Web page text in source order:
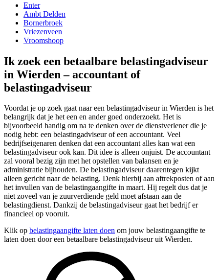
Enter
Ambt Delden
Bornerbroek
Vriezenveen
Vroomshoop
Ik zoek een betaalbare belastingadviseur
in Wierden – accountant of
belastingadviseur
Voordat je op zoek gaat naar een belastingadviseur in Wierden is het
belangrijk dat je het een en ander goed onderzoekt. Het is
bijvoorbeeld handig om na te denken over de dienstverlener die je
nodig hebt: een belastingadviseur of een accountant. Veel
bedrijfseigenaren denken dat een accountant alles kan wat een
belastingadviseur ook kan. Dit idee is alleen onjuist. De accountant
zal vooral bezig zijn met het opstellen van balansen en je
administratie bijhouden. De belastingadviseur daarentegen kijkt
alleen gericht naar de belasting. Denk hierbij aan aftrekposten of aan
het invullen van de belastingaangifte in maart. Hij regelt dus dat je
niet zoveel van je zuurverdiende geld moet afstaan aan de
belastingdienst. Dankzij de belastingadviseur gaat het bedrijf er
financieel op vooruit.
Klik op belastingaangifte laten doen om jouw belastingaangifte te
laten doen door een betaalbare belastingadviseur uit Wierden.